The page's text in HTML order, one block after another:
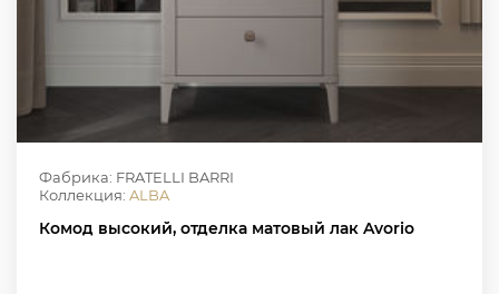
Фабрика: FRATELLI BARRI
Коллекция: ALBA
Комод высокий, отделка матовый лак Avorio